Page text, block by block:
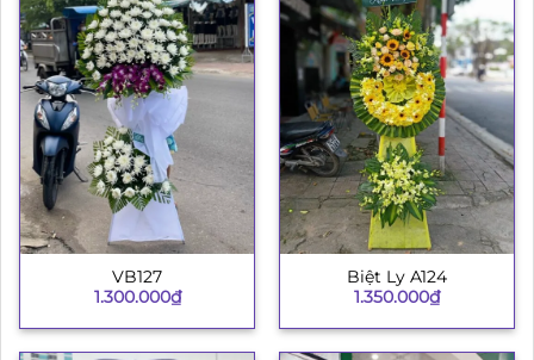
VB127
1.300.000₫
Biệt Ly A124
1.350.000₫